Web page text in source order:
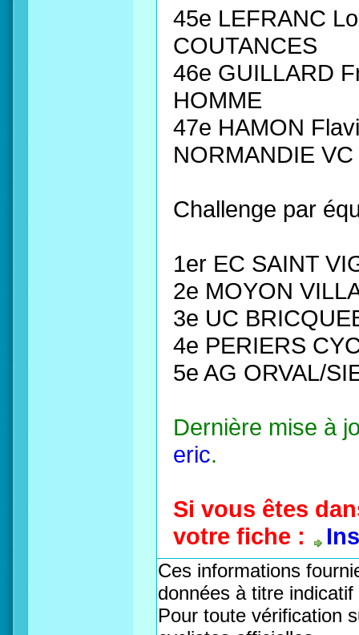
45e LEFRANC
COUTANCES
46e GUILLARD
HOMME
47e HAMON
NORMANDIE VC
Challenge par
1er EC SAINT
2e MOYON
3e UC
4e PERIERS
5e AG ORVAL/
Dernière mise à
eric.
Si vous êtes
votre fiche :
Ces informations
données à titre
Pour toute vérification